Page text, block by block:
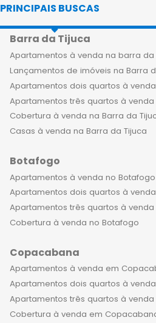
oportunidade de fazer parte
universo incrível com as
de 1 quarto à venda no Leblon,
oferecidas pela Apartamentos
coberturas de 1 quarto no
de alto padrão e apresentam
acabamentos de alta
melhor de tudo é que elas
opções de personalização da
espaço de acordo com suas
necessidades e desejos. Assim,
pode criar um lar que
reflita sua personalidade
estilo de vida. Além disso, as
Leblon são ideais para
que procuram um imóvel que
ao longo do tempo e oferece
rentabilidade e liquidez para
Essa é uma excelente
PRINCIPAIS BUSCAS
Barra da Tijuca
Apartamentos à venda na barra da
Lançamentos de imóveis na Barra
Apartamentos dois quartos à
Apartamentos três quartos à
Cobertura à venda na Barra da
Casas à venda na Barra da Tijuca
Botafogo
Apartamentos à venda no Botafogo
Apartamentos dois quartos à
Apartamentos três quartos à
Cobertura à venda no Botafogo
Copacabana
Apartamentos à venda em
Apartamentos dois quartos à
Apartamentos três quartos à
Cobertura à venda em